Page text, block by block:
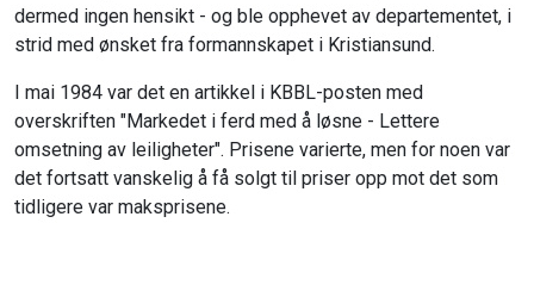
dermed ingen hensikt - og ble opphevet av departementet, i
strid med ønsket fra formannskapet i Kristiansund.
I mai 1984 var det en artikkel i KBBL-posten med
overskriften "Markedet i ferd med å løsne - Lettere
omsetning av leiligheter". Prisene varierte, men for noen var
det fortsatt vanskelig å få solgt til priser opp mot det som
tidligere var maksprisene.